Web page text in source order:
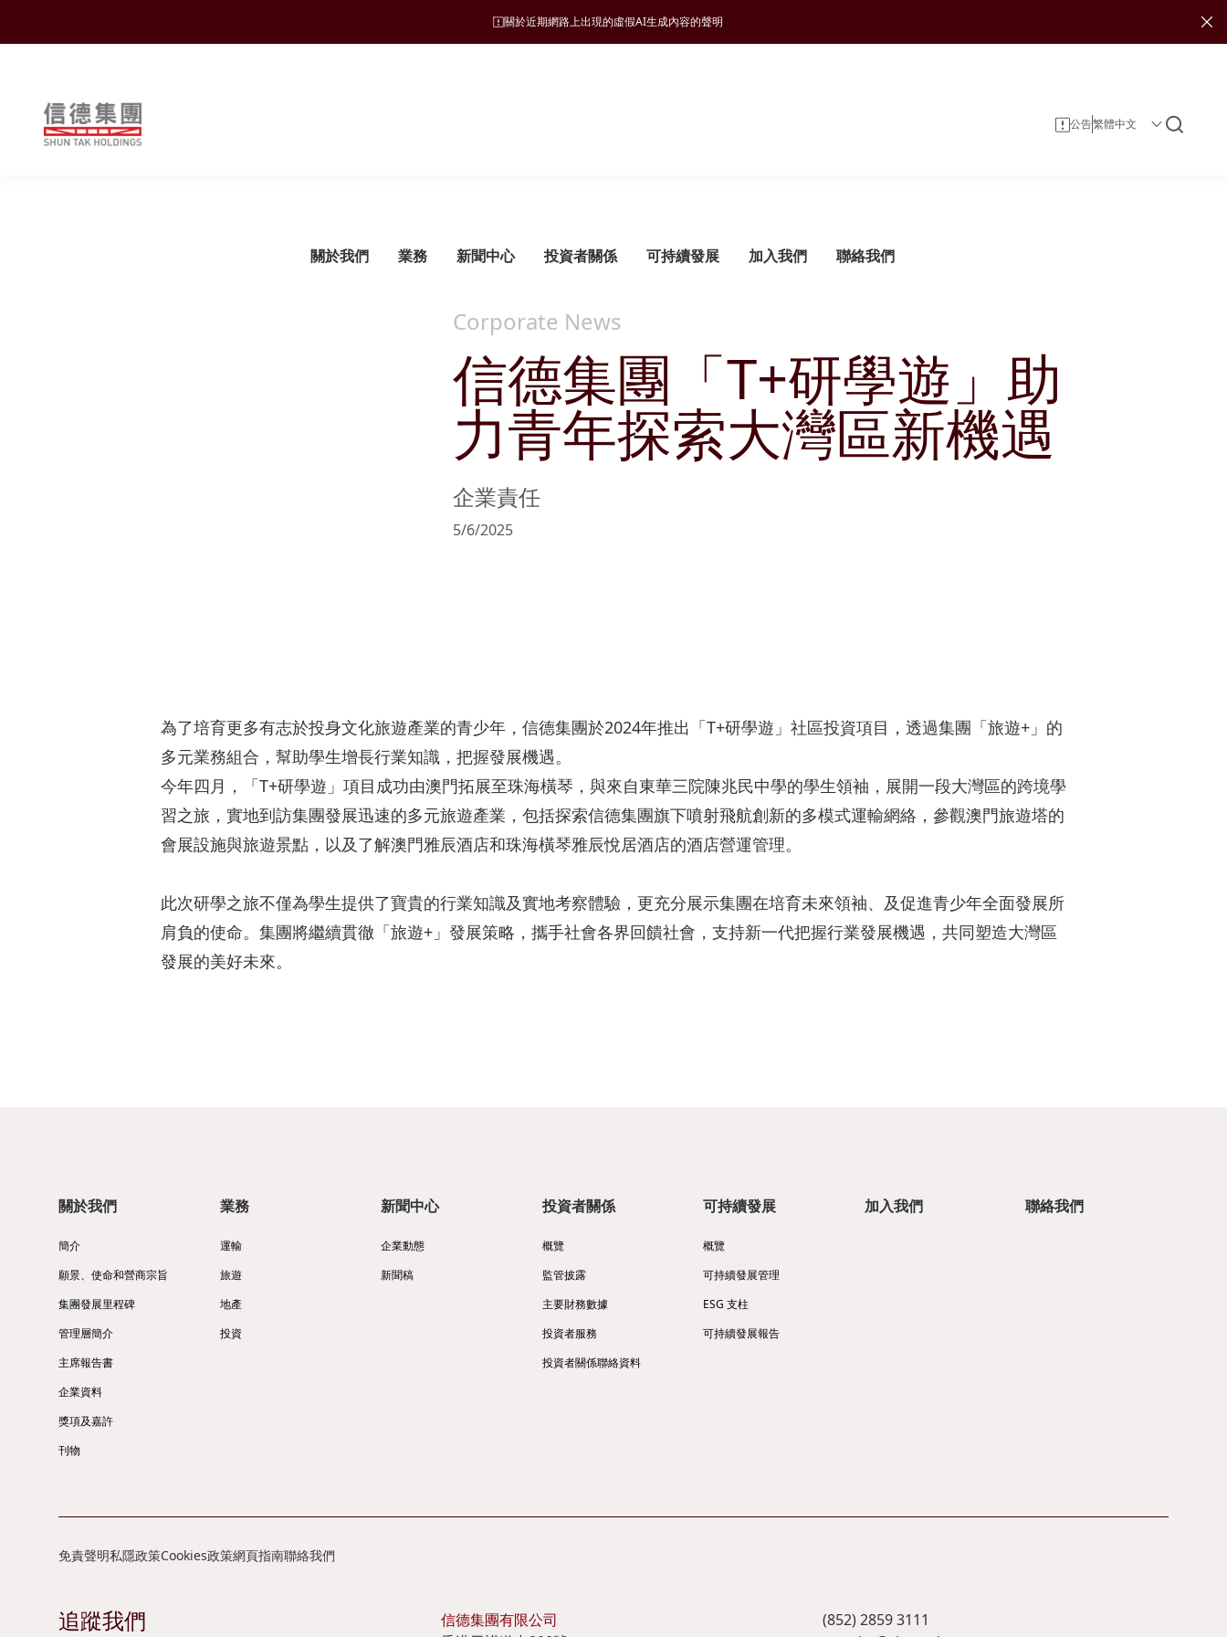
關於近期網路上出現的虛假AI生成內容的聲明
Shuntak Group
關於我們
願景、使命和營商宗旨
集團發展里程碑
管理層簡介
主席報告書
企業資料
企業管治
獎項及嘉許
刊物
業務
旅遊
酒店
文化與消閑
地產
物業發展
物業銷售及租賃
娛樂
郵輪碼頭
新聞中心
新聞稿
投資者關係
監管披露
財務報告
公告及通函
投資者服務
投資者日誌
公司簡介
可持續發展
可持續發展管理
管治架構
可持續發展目標
風險管理
政策及聲明
ESG 支柱
自然諧和
商社共榮
可持續發展報告
加入我們 聯絡我們
公告
Corporate News
信德集團「T+研學遊」助
力青年探索大灣區新機遇
企業責任
5/6/2025
為了培育更多有志於投身文化旅遊產業的青少年，信德集團於2024年推出「T+研學遊」社區投資項目，透過集團「旅遊+」的
多元業務組合，幫助學生增長行業知識，把握發展機遇。
今年四月，「T+研學遊」項目成功由澳門拓展至珠海橫琴，與來自東華三院陳兆民中學的學生領袖，展開一段大灣區的跨境學
習之旅，實地到訪集團發展迅速的多元旅遊產業，包括探索信德集團旗下噴射飛航創新的多模式運輸網絡，參觀澳門旅遊塔的
會展設施與旅遊景點，以及了解澳門雅辰酒店和珠海橫琴雅辰悅居酒店的酒店營運管理。
此次研學之旅不僅為學生提供了寶貴的行業知識及實地考察體驗，更充分展示集團在培育未來領袖、及促進青少年全面發展所
肩負的使命。集團將繼續貫徹「旅遊+」發展策略，攜手社會各界回饋社會，支持新一代把握行業發展機遇，共同塑造大灣區
發展的美好未來。
關於我們
簡介
願景、使命和營商宗旨
集團發展里程碑
管理層簡介
主席報告書
企業資料
獎項及嘉許
刊物
業務
運輸
旅遊
地產
投資
新聞中心
企業動態
新聞稿
投資者關係
概覽
監管披露
主要財務數據
投資者服務
投資者關係聯絡資料
可持續發展
概覽
可持續發展管理
ESG 支柱
可持續發展報告
加入我們 聯絡我們
免責聲明私隱政策Cookies政策網頁指南聯絡我們
追蹤我們 信德集團有限公司
(852) 2859 3111